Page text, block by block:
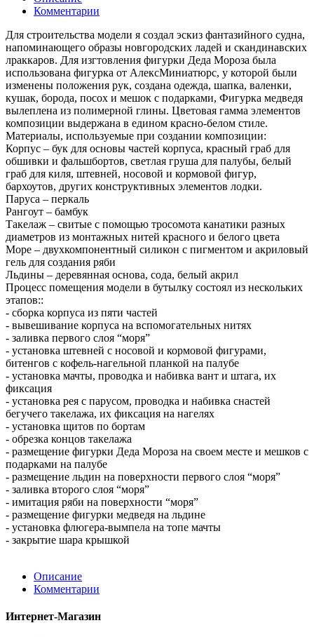
Комментарии
Для строительства модели я создал эскиз фантазийного судна,
напоминающего образы новгородских ладей и скандинавских
лраккаров. Для изгтовления фигурки Деда Мороза была
использована фигурка от АлексМиниатюрс, у которой были
изменены положения рук, создана одежда, шапка, валенки,
кушак, борода, посох и мешок с подарками, Фигурка медведя
вылеплена из полимерной глины. Цветовая гамма элементов
композиции выдержана в едином красно-белом стиле.
Материалы, используемые при создании композиции:
Корпус – бук для основы частей корпуса, красный граб для
обшивки и фальшбортов, светлая груша для палубы, белый
граб для киля, штевней, носовой и кормовой фигур,
бархоутов, других конструктивных элементов лодки.
Паруса – перкаль
Рангоут – бамбук
Такелаж – свитые с помощью тросомота канатики разных
диаметров из монтажных нитей красного и белого цвета
Море – двухкомпонентный силикон с пигментом и акриловый
гель для создания ряби
Льдины – деревянная основа, сода, белый акрил
Процесс помещения модели в бутылку состоял из нескольких
этапов::
- сборка корпуса из пяти частей
- вывешивание корпуса на вспомогательных нитях
- заливка первого слоя “моря”
- установка штевней с носовой и кормовой фигурами,
битенгов с кофель-нагельной планкой на палубе
- установка мачты, проводка и набивка вант и штага, их
фиксация
- установка рея с парусом, проводка и набивка снастей
бегучего такелажа, их фиксация на нагелях
- установка щитов по бортам
- обрезка концов такелажа
- размещение фигурки Деда Мороза на своем месте и мешков с
подарками на палубе
- размещение льдин на поверхности первого слоя “моря”
- заливка второго слоя “моря”
- имитация ряби на поверхности “моря”
- размещение фигурки медведя на льдине
- установка флюгера-вымпела на топе мачты
- закрытие шара крышкой
Описание
Комментарии
Интернет-Магазин